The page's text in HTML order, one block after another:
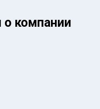
компании